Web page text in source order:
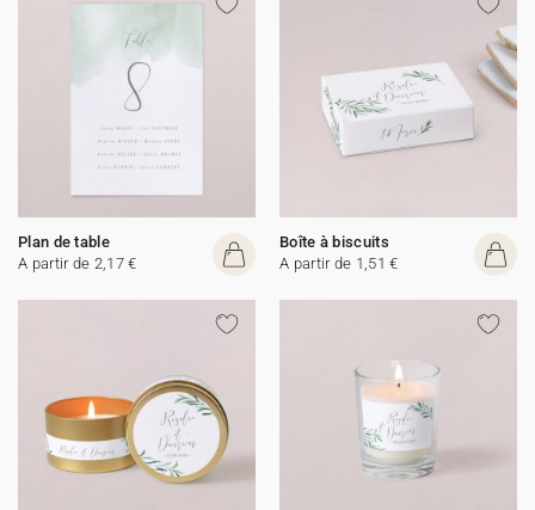
Plan de table
A partir de 2,17 €
Boîte à biscuits
A partir de 1,51 €